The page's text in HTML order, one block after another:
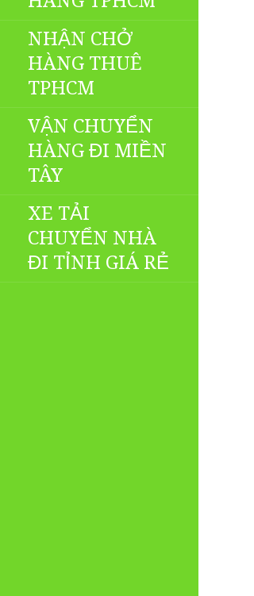
NHẬN CHỞ
HÀNG THUÊ
TPHCM
VẬN CHUYỂN
HÀNG ĐI MIỀN
TÂY
XE TẢI
CHUYỂN NHÀ
ĐI TỈNH GIÁ RẺ